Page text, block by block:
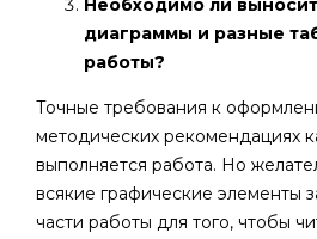
Необходимо ли
диаграммы и разные
работы?
Точные требования к
методических рекомендациях
выполняется работа. Но
всякие графические элементы
части работы для того, чтобы